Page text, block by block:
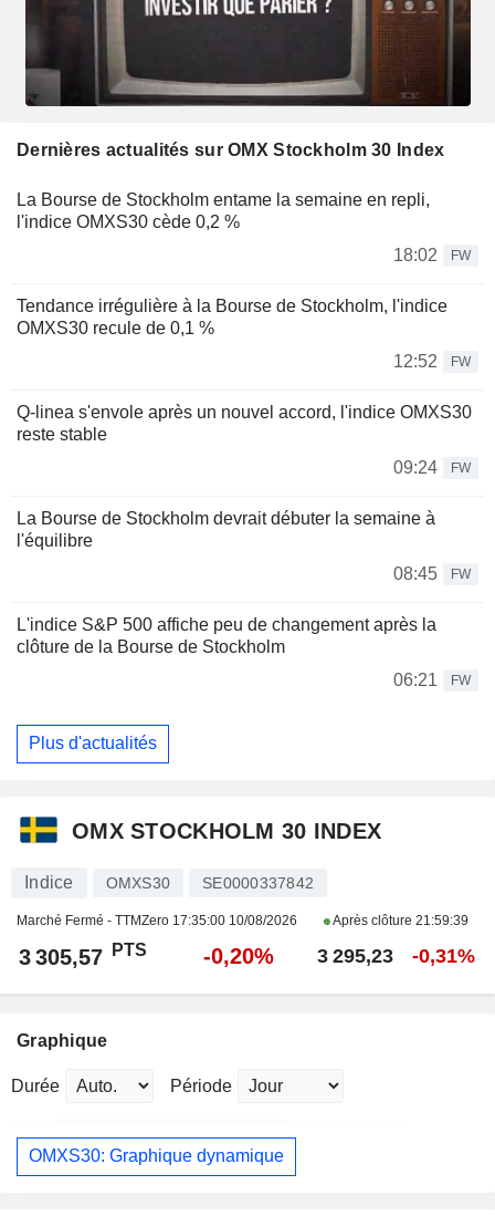
Dernières actualités sur OMX Stockholm 30 Index
La Bourse de Stockholm entame la semaine en repli,
l'indice OMXS30 cède 0,2 %
18:02
FW
Tendance irrégulière à la Bourse de Stockholm, l'indice
OMXS30 recule de 0,1 %
12:52
FW
Q-linea s'envole après un nouvel accord, l'indice OMXS30
reste stable
09:24
FW
La Bourse de Stockholm devrait débuter la semaine à
l'équilibre
08:45
FW
L'indice S&P 500 affiche peu de changement après la
clôture de la Bourse de Stockholm
06:21
FW
Plus d'actualités
OMX STOCKHOLM 30 INDEX
Indice OMXS30 SE0000337842
Marché Fermé - TTMZero 17:35:00 10/08/2026 Après clôture 21:59:39
3 305,57 PTS -0,20% 3 295,23 -0,31%
Graphique
Durée Période
OMXS30: Graphique dynamique